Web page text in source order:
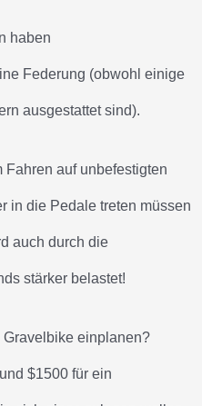
haben
Federung (obwohl einige
ausgestattet sind).
Fahren auf unbefestigten
in die Pedale treten müssen
auch durch die
stärker belastet!
Gravelbike einplanen?
$1500 für ein